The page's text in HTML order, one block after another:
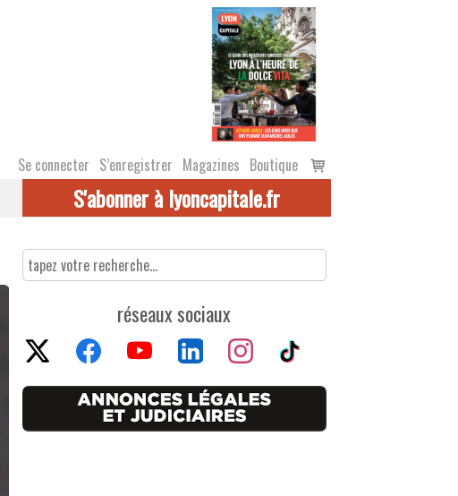
Se connecter S’enregistrer Magazines Boutique
Voir
le
S'abonner à lyoncapitale.fr
réseaux sociaux